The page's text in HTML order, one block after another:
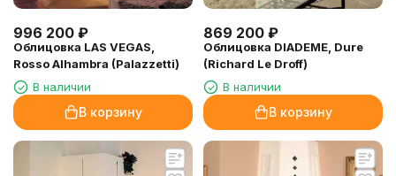
996 200 ₽
Облицовка LAS VEGAS,
Rosso Alhambra (Palazzetti)
В наличии
В корзину
869 200 ₽
Облицовка DIADEME, Dure
(Richard Le Droff)
В наличии
В корзину